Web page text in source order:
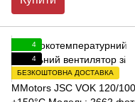
4
4
БЕЗКОШТОВНА ДОСТАВКА